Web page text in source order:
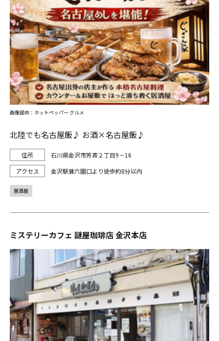
北陸でも名古屋飯♪ お酒×名古屋飯♪
石川県金沢市芳斉２丁目9－16
金沢駅兼六園口より徒歩約8分以内
画像提供：ホットペッパー グルメ
居酒屋
ミステリーカフェ 謎屋珈琲店 金沢本店